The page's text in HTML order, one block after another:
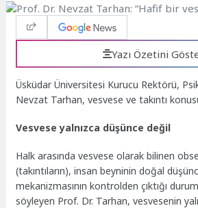
Yazı Özetini
Üsküdar Üniversitesi Kurucu Rektörü,
Nevzat Tarhan, vesvese ve takıntı
Vesvese yalnızca düşünce değil
Halk arasında vesvese olarak bilinen
(takıntıların), insan beyninin doğal
mekanizmasının kontrolden çıktığı
söyleyen Prof. Dr. Tarhan, vesvesenin